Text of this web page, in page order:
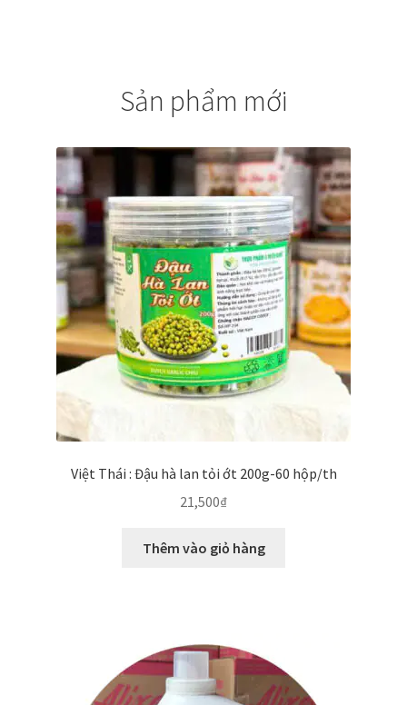
Sản phẩm mới
Việt Thái : Đậu hà lan tỏi ớt 200g-60 hộp/th
21,500₫
Thêm vào giỏ hàng